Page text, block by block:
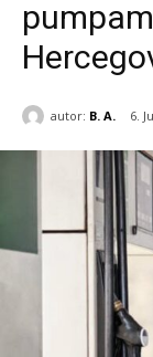
autor: B. A. 6.